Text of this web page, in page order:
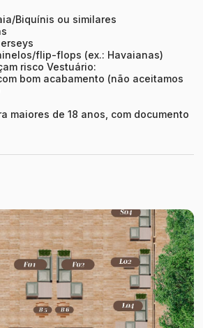
Biquínis ou similares
flip-flops (ex.: Havaianas)
risco Vestuário:
bom acabamento (não aceitamos
maiores de 18 anos, com documento